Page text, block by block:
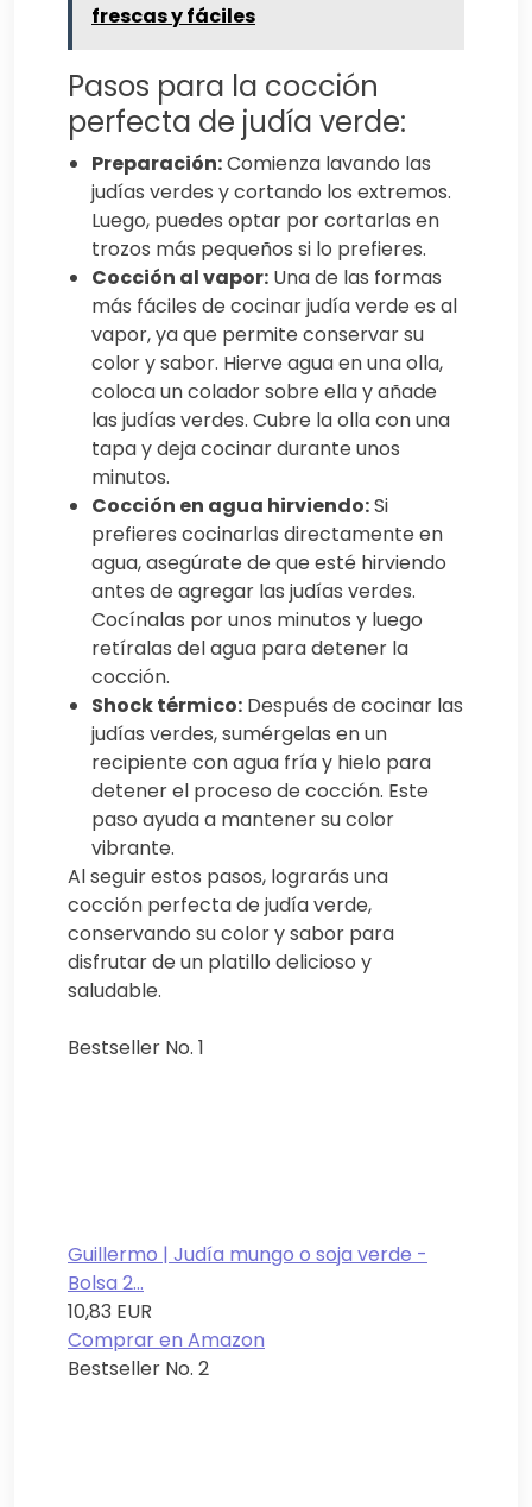
frescas y fáciles
Pasos para la cocción
perfecta de judía verde:
Preparación:Comienza lavando las
judías verdes y cortando los extremos.
Luego, puedes optar por cortarlas en
trozos más pequeños si lo prefieres.
Cocción al vapor: Una de las formas
más fáciles de cocinar judía verde es al
vapor, ya que permite conservar su
color y sabor. Hierve agua en una olla,
coloca un colador sobre ella y añade
las judías verdes. Cubre la olla con una
tapa y deja cocinar durante unos
minutos.
Cocción en agua hirviendo:Si
prefieres cocinarlas directamente en
agua, asegúrate de que esté hirviendo
antes de agregar las judías verdes.
Cocínalas por unos minutos y luego
retíralas del agua para detener la
cocción.
Shock térmico: Después de cocinar las
judías verdes, sumérgelas en un
recipiente con agua fría y hielo para
detener el proceso de cocción. Este
paso ayuda a mantener su color
vibrante.
Al seguir estos pasos, lograrás una
cocción perfecta de judía verde,
conservando su color y sabor para
disfrutar de un platillo delicioso y
saludable.
Bestseller No. 1
Guillermo | Judía mungo o soja verde -
Bolsa 2...
10,83 EUR
Comprar en Amazon
Bestseller No. 2